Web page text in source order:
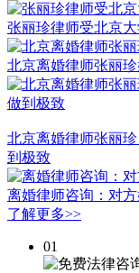
张丽珍律师受北京
北京离婚律师张丽
北京离婚律师张丽
到极致
离婚律师咨询：对
了解更多>>
01